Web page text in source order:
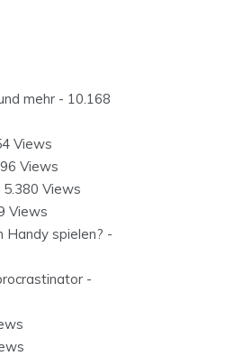
mehr - 10.168
Views
Views
5.380 Views
Views
Handy spielen? -
-